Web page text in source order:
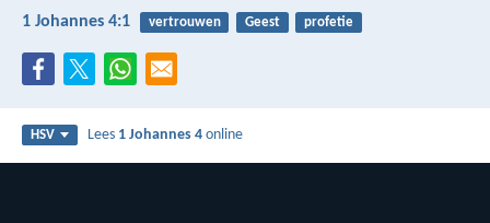
1 Johannes 4:1 vertrouwen Geest profetie
HSV Lees 1 Johannes 4 online